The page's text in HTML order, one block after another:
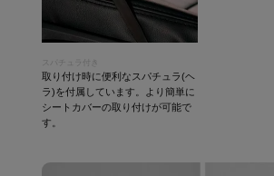
スパチュラ付き
取り付け時に便利なスパチュラ(ヘ
ラ)を付属しています。より簡単に
シートカバーの取り付けが可能で
す。